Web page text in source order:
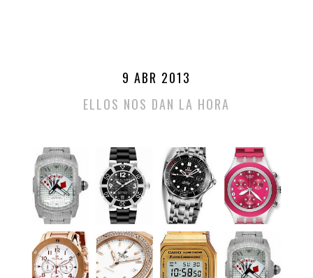
9 ABR 2013
ELLOS NOS DAN LA HORA